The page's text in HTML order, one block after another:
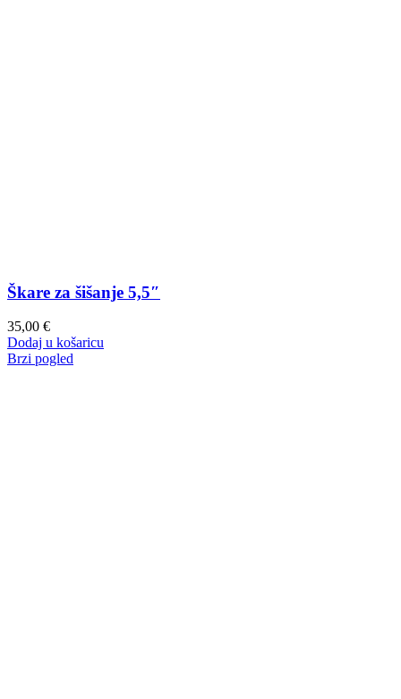
Škare za šišanje 5,5″
35,00 €
Dodaj u košaricu
Brzi pogled